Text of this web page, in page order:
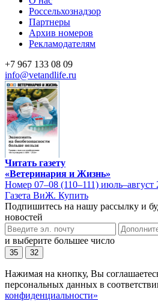
Россельхознадзор
Партнеры
Архив номеров
Рекламодателям
+7 967 133 08 09
info@vetandlife.ru
Читать газету
«Ветеринария и Жизнь»
Номер 07–08 (110–111) июль–август
Газета ВиЖ. Купить
Подпишитесь на нашу рассылку и
новостей
и выберите большее число
35 32
Нажимая на кнопку, Вы
персональных данных в
конфиденциальности»